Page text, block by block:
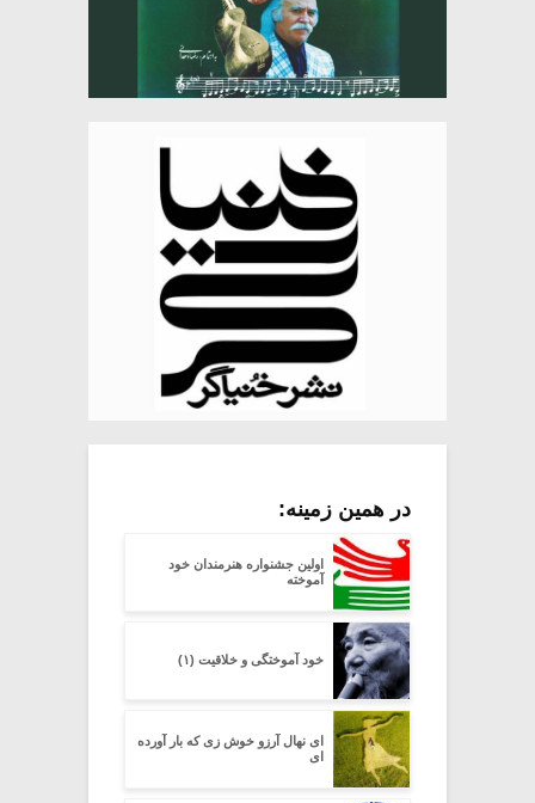
در همین زمینه:
اولین جشنواره هنرمندان خود
آموخته
خود آموختگی و خلاقیت (۱)
ای نهال آرزو خوش زی که بار آورده
ای